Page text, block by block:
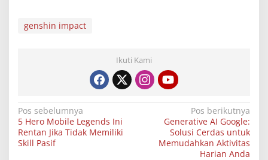
genshin impact
Ikuti Kami
Navigasi
pos
Pos sebelumnya
5 Hero Mobile Legends Ini
Rentan Jika Tidak Memiliki
Skill Pasif
Pos berikutnya
Generative AI Google:
Solusi Cerdas untuk
Memudahkan Aktivitas
Harian Anda